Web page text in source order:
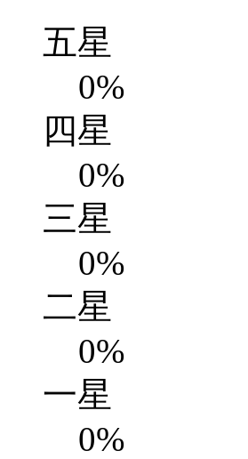
五星
0%
四星
0%
三星
0%
二星
0%
一星
0%